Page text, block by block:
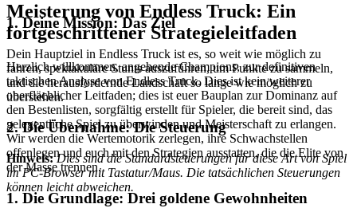
1. Deine Mission: Das Ziel
Dein Hauptziel in Endless Truck ist es, so weit wie möglich zu
fahren, spektakuläre Stunts auszuführen, um Punkte zu sammeln,
und die herausfordernde Landschaft so lange wie möglich zu
überstehen.
2. Die Übernahme: Die Steuerung
Hinweis: Dies sind die Standardsteuerungen für diese Art von Spiel
im PC-Browser mit Tastatur/Maus. Die tatsächlichen Steuerungen
können leicht abweichen.
Meisterung von Endless Truck: Ein
fortgeschrittener Strategieleitfaden
Herzlich willkommen, angehende Champions, zur definitiven
taktischen Analyse von Endless Truck. Dies ist kein weiterer
oberflächlicher Leitfaden; dies ist euer Bauplan zur Dominanz auf
den Bestenlisten, sorgfältig erstellt für Spieler, die bereit sind, das
gelegentliche Spiel zu überwinden und Meisterschaft zu erlangen.
Wir werden die Wertemotorik zerlegen, ihre Schwachstellen
offenlegen und euch mit den Strategien ausstatten, die die Elite von
der Masse trennen.
1. Die Grundlage: Drei goldene Gewohnheiten